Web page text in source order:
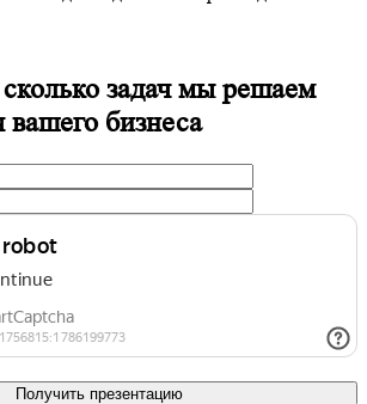
задач мы решаем
вашего бизнеса
Получить презентацию